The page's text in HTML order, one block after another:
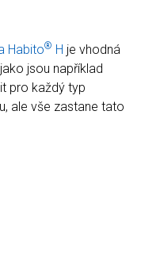
Habito® H je vhodná
jsou například
pro každý typ
ale vše zastane tato